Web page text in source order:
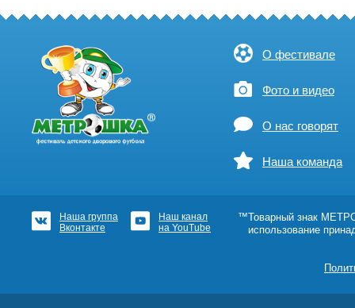
О фестивале
Фото и видео
О нас говорят
Наша команда
Наша группа
Вконтакте
Наш канал
на YouTube
™Товарный знак
использование